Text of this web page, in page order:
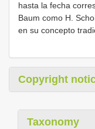
hasta la fecha
Baum como H.
en su concepto
Copyright
Taxonomy